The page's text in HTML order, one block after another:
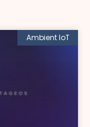
Ambient IoT